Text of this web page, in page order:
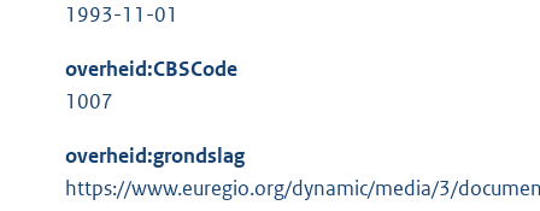
1993-11-01
overheid:CBSCode
1007
overheid:grondslag
https://www.euregio.org/dynamic/media/3/